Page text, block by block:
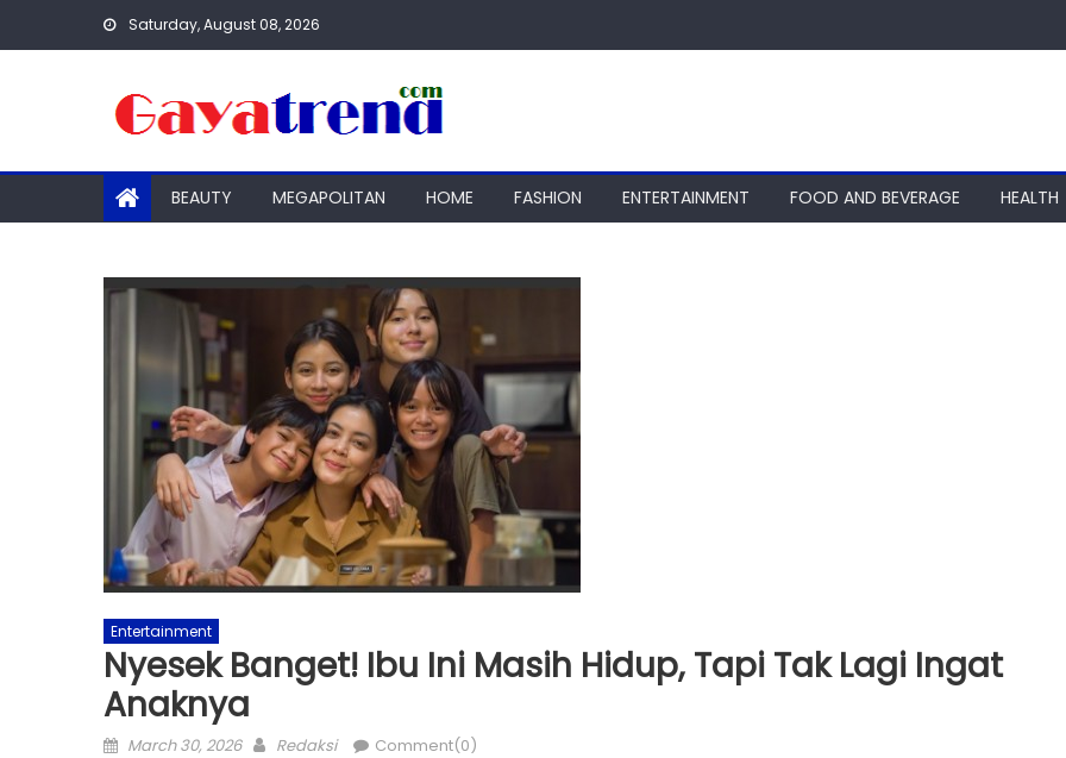
Saturday, August 08, 2026
BEAUTY MEGAPOLITAN HOME FASHION ENTERTAINMENT FOOD AND BEVERAGE HEALTH
Entertainment
Nyesek Banget! Ibu Ini Masih Hidup, Tapi Tak Lagi Ingat
Anaknya
Posted
March 30, 2026 Author
Redaksi Comment(0)